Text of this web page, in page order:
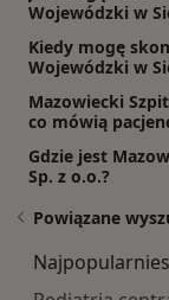
Wojewódzki w
Kiedy mogę
Wojewódzki w
Mazowiecki
co mówią
Gdzie jest
Sp. z o.o.?
Powiązane